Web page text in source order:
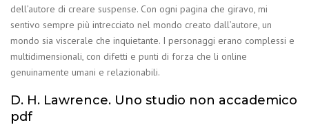
dell’autore di creare suspense. Con ogni pagina che giravo, mi
sentivo sempre più intrecciato nel mondo creato dall’autore, un
mondo sia viscerale che inquietante. I personaggi erano complessi e
multidimensionali, con difetti e punti di forza che li online
genuinamente umani e relazionabili.
D. H. Lawrence. Uno studio non accademico
pdf